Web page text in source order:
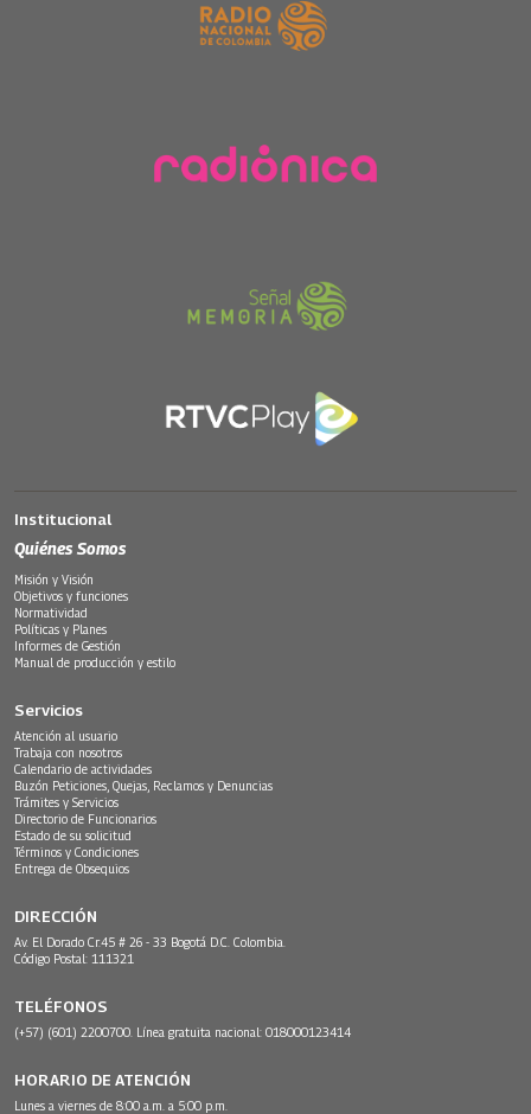
Institucional
Quiénes Somos
Misión y Visión
Objetivos y funciones
Normatividad
Políticas y Planes
Informes de Gestión
Manual de producción y estilo
Servicios
Atención al usuario
Trabaja con nosotros
Calendario de actividades
Buzón Peticiones, Quejas, Reclamos y Denuncias
Trámites y Servicios
Directorio de Funcionarios
Estado de su solicitud
Términos y Condiciones
Entrega de Obsequios
DIRECCIÓN
Av. El Dorado Cr.45 # 26 - 33 Bogotá D.C. Colombia.
Código Postal: 111321
TELÉFONOS
(+57) (601) 2200700. Línea gratuita nacional: 018000123414
HORARIO DE ATENCIÓN
Lunes a viernes de 8:00 a.m. a 5:00 p.m.